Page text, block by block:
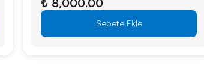
₺ 8,000.00
Sepete Ekle